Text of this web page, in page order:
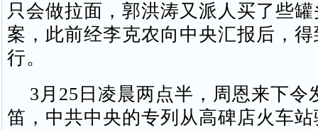
只会做拉面，郭洪涛又派人买了些
案，此前经李克农向中央汇报后，
行。
3月25日凌晨两点半，周恩来下令
笛，中共中央的专列从高碑店火车